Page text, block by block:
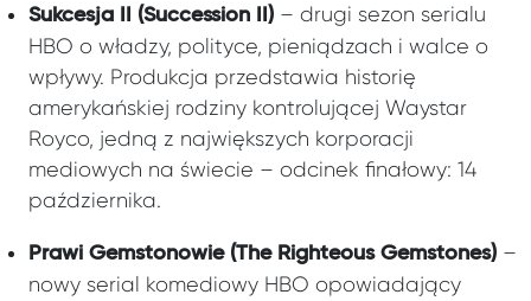
Sukcesja II (Succession II)– drugi sezon serialu
HBO o władzy, polityce, pieniądzach i walce o
wpływy. Produkcja przedstawia historię
amerykańskiej rodziny kontrolującej Waystar
Royco, jedną z największych korporacji
mediowych na świecie – odcinek finałowy: 14
października.
Prawi Gemstonowie (The Righteous Gemstones)–
nowy serial komediowy HBO opowiadający